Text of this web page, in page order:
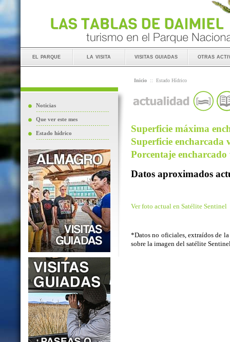
el parque la visita visitas guiadas otras
Noticias
Que ver este mes
Estado hídrico
Inicio :: Estado Hídrico
Superficie máxima
Superficie encharcada
Porcentaje encharcado
Datos aproximados
Ver foto actual en Satélite Sentinel
*Datos no oficiales, extraídos de
sobre la imagen del satélite